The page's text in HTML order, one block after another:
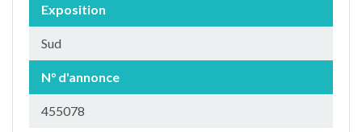
Exposition
Sud
N° d'annonce
455078